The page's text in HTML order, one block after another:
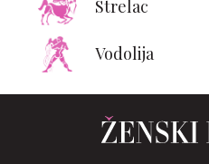
Strelac
Vodolija